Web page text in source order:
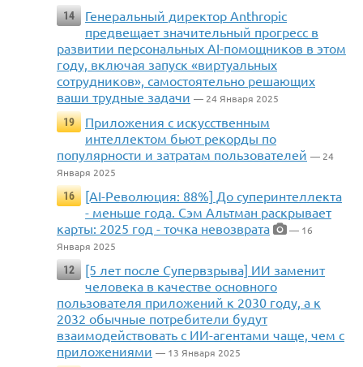
14
Генеральный директор Anthropic
предвещает значительный прогресс в
развитии персональных AI-помощников в этом
году, включая запуск «виртуальных
сотрудников», самостоятельно решающих
ваши трудные задачи — 24 Января 2025
19
Приложения с искусственным
интеллектом бьют рекорды по
популярности и затратам пользователей — 24
Января 2025
16
[AI-Революция: 88%] До суперинтеллекта
- меньше года. Сэм Альтман раскрывает
карты: 2025 год - точка невозврата
— 16
Января 2025
12
[5 лет после Супервзрыва] ИИ заменит
человека в качестве основного
пользователя приложений к 2030 году, а к
2032 обычные потребители будут
взаимодействовать с ИИ-агентами чаще, чем с
приложениями — 13 Января 2025